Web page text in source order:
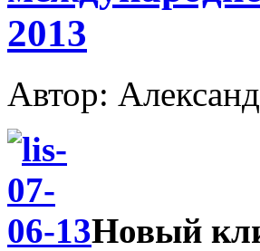
2013
Автор:
Новый